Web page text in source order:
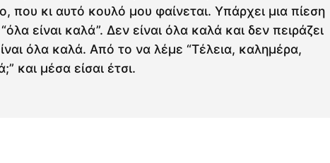
που κι αυτό κουλό μου φαίνεται. Υπάρχει μια πίεση
είναι καλά”. Δεν είναι όλα καλά και δεν πειράζει
όλα καλά. Από το να λέμε “Τέλεια, καλημέρα,
και μέσα είσαι έτσι.